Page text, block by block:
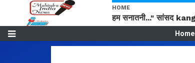
HOME
Home